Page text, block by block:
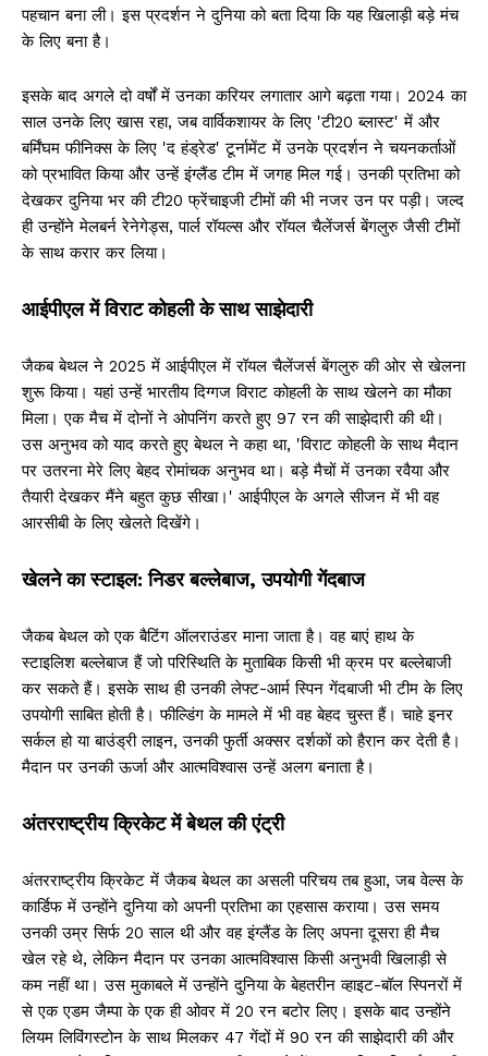
पहचान बना ली। इस प्रदर्शन ने दुनिया को बता दिया कि यह खिलाड़ी बड़े मंच
के लिए बना है।
इसके बाद अगले दो वर्षों में उनका करियर लगातार आगे बढ़ता गया। 2024 का
साल उनके लिए खास रहा, जब वार्विकशायर के लिए 'टी20 ब्लास्ट' में और
बर्मिंघम फीनिक्स के लिए 'द हंड्रेड' टूर्नामेंट में उनके प्रदर्शन ने चयनकर्ताओं
को प्रभावित किया और उन्हें इंग्लैंड टीम में जगह मिल गई। उनकी प्रतिभा को
देखकर दुनिया भर की टी20 फ्रेंचाइजी टीमों की भी नजर उन पर पड़ी। जल्द
ही उन्होंने मेलबर्न रेनेगेड्स, पार्ल रॉयल्स और रॉयल चैलेंजर्स बेंगलुरु जैसी टीमों
के साथ करार कर लिया।
आईपीएल में विराट कोहली के साथ साझेदारी
जैकब बेथल ने 2025 में आईपीएल में रॉयल चैलेंजर्स बेंगलुरु की ओर से खेलना
शुरू किया। यहां उन्हें भारतीय दिग्गज विराट कोहली के साथ खेलने का मौका
मिला। एक मैच में दोनों ने ओपनिंग करते हुए 97 रन की साझेदारी की थी।
उस अनुभव को याद करते हुए बेथल ने कहा था, 'विराट कोहली के साथ मैदान
पर उतरना मेरे लिए बेहद रोमांचक अनुभव था। बड़े मैचों में उनका रवैया और
तैयारी देखकर मैंने बहुत कुछ सीखा।' आईपीएल के अगले सीजन में भी वह
आरसीबी के लिए खेलते दिखेंगे।
खेलने का स्टाइल: निडर बल्लेबाज, उपयोगी गेंदबाज
जैकब बेथल को एक बैटिंग ऑलराउंडर माना जाता है। वह बाएं हाथ के
स्टाइलिश बल्लेबाज हैं जो परिस्थिति के मुताबिक किसी भी क्रम पर बल्लेबाजी
कर सकते हैं। इसके साथ ही उनकी लेफ्ट-आर्म स्पिन गेंदबाजी भी टीम के लिए
उपयोगी साबित होती है। फील्डिंग के मामले में भी वह बेहद चुस्त हैं। चाहे इनर
सर्कल हो या बाउंड्री लाइन, उनकी फुर्ती अक्सर दर्शकों को हैरान कर देती है।
मैदान पर उनकी ऊर्जा और आत्मविश्वास उन्हें अलग बनाता है।
अंतरराष्ट्रीय क्रिकेट में बेथल की एंट्री
अंतरराष्ट्रीय क्रिकेट में जैकब बेथल का असली परिचय तब हुआ, जब वेल्स के
कार्डिफ में उन्होंने दुनिया को अपनी प्रतिभा का एहसास कराया। उस समय
उनकी उम्र सिर्फ 20 साल थी और वह इंग्लैंड के लिए अपना दूसरा ही मैच
खेल रहे थे, लेकिन मैदान पर उनका आत्मविश्वास किसी अनुभवी खिलाड़ी से
कम नहीं था। उस मुकाबले में उन्होंने दुनिया के बेहतरीन व्हाइट-बॉल स्पिनरों में
से एक एडम जैम्पा के एक ही ओवर में 20 रन बटोर लिए। इसके बाद उन्होंने
लियम लिविंगस्टोन के साथ मिलकर 47 गेंदों में 90 रन की साझेदारी की और